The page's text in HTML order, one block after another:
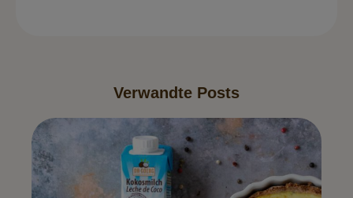
Verwandte Posts